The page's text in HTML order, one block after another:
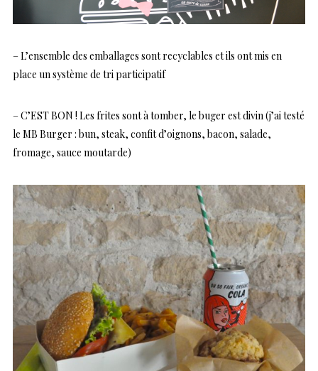
– L’ensemble des emballages sont recyclables et ils ont mis en
place un système de tri participatif
– C’EST BON ! Les frites sont à tomber, le buger est divin (j’ai testé
le MB Burger : bun, steak, confit d’oignons, bacon, salade,
fromage, sauce moutarde)